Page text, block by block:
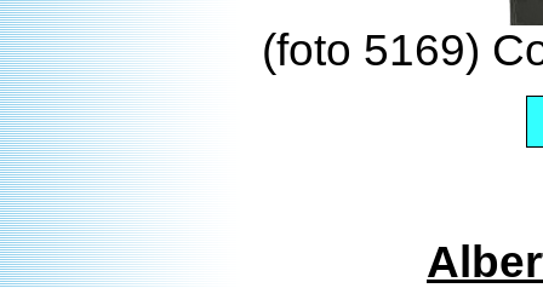
(foto 5169)